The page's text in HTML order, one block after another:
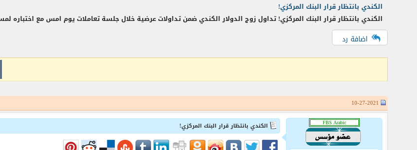
الكندي بانتظار قرار البنك المركزي!
الكندي بانتظار قرار البنك المركزي! تداول زوج الدولار الكندي ضمن تداولات عرضية خلال جلسة تعاملات يوم امس مع اختباره
اضافة رد
الكندي بانتظار قرار البنك المركزي!